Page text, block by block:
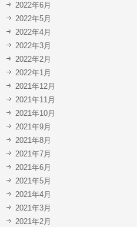
2022年6月
2022年5月
2022年4月
2022年3月
2022年2月
2022年1月
2021年12月
2021年11月
2021年10月
2021年9月
2021年8月
2021年7月
2021年6月
2021年5月
2021年4月
2021年3月
2021年2月